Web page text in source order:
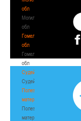
обл
Могилевская
обл
Гомельская
обл
Гомельская
обл
Судейство
Судейство
Полезные
материалы
Полезные
материалы